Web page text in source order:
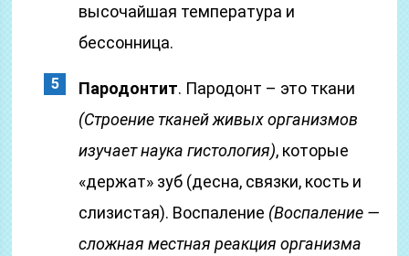
высочайшая температура и
бессонница.
Пародонтит. Пародонт – это ткани
(Строение тканей живых организмов
изучает наука гистология), которые
«держат» зуб (десна, связки, кость и
слизистая). Воспаление (Воспаление —
сложная местная реакция организма